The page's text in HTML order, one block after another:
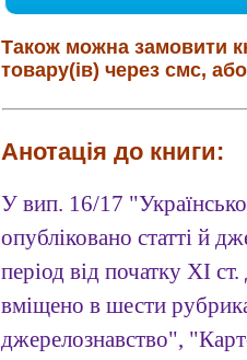
Також можна замовити
товару(ів) через смс,
Анотація до книги:
У вип. 16/17
опубліковано статті й
період від початку XI
вміщено в шести
джерелознавство",